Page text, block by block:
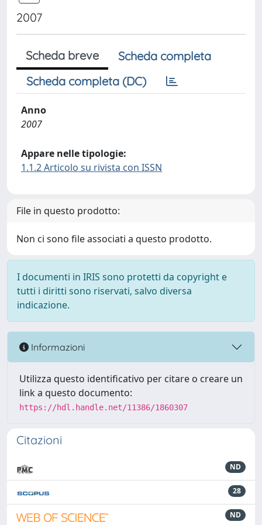
2007
Scheda breve
Scheda completa
Scheda completa (DC)
Anno
2007
Appare nelle tipologie:
1.1.2 Articolo su rivista con ISSN
File in questo prodotto:
Non ci sono file associati a questo prodotto.
I documenti in IRIS sono protetti da copyright e
tutti i diritti sono riservati, salvo diversa
indicazione.
Informazioni
Utilizza questo identificativo per citare o creare un
link a questo documento:
https://hdl.handle.net/11386/1860307
Citazioni
ND
28
ND